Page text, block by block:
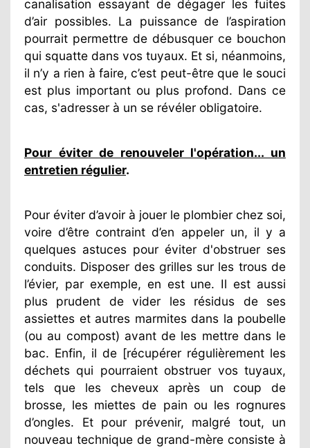
canalisation essayant de dégager les fuites
d’air possibles. La puissance de l’aspiration
pourrait permettre de débusquer ce bouchon
qui squatte dans vos tuyaux. Et si, néanmoins,
il n’y a rien à faire, c’est peut-être que le souci
est plus important ou plus profond. Dans ce
cas, s'adresser à un se révéler obligatoire.
Pour éviter de renouveler l'opération... un
entretien régulier.
Pour éviter d’avoir à jouer le plombier chez soi,
voire d’être contraint d’en appeler un, il y a
quelques astuces pour éviter d'obstruer ses
conduits. Disposer des grilles sur les trous de
l’évier, par exemple, en est une. Il est aussi
plus prudent de vider les résidus de ses
assiettes et autres marmites dans la poubelle
(ou au compost) avant de les mettre dans le
bac. Enfin, il de [récupérer régulièrement les
déchets qui pourraient obstruer vos tuyaux,
tels que les cheveux après un coup de
brosse, les miettes de pain ou les rognures
d’ongles. Et pour prévenir, malgré tout, un
nouveau technique de grand-mère consiste à